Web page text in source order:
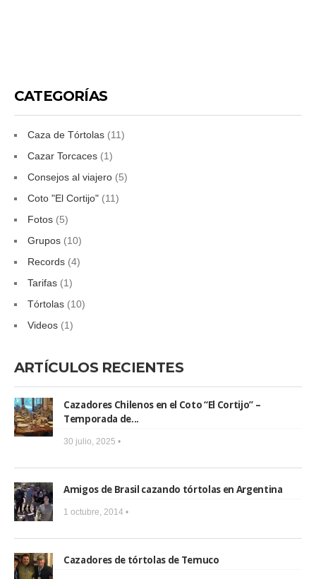
CATEGORÍAS
Caza de Tórtolas (11)
Cazar Torcaces (1)
Consejos al viajero (5)
Coto "El Cortijo" (11)
Fotos (5)
Grupos (10)
Records (4)
Tarifas (1)
Tórtolas (10)
Videos (1)
ARTÍCULOS RECIENTES
Cazadores Chilenos en el Coto “El Cortijo” –
Temporada de...
30 julio, 2025 •
Amigos de Brasil cazando tórtolas en Argentina
1 octubre, 2014 •
Cazadores de tórtolas de Temuco